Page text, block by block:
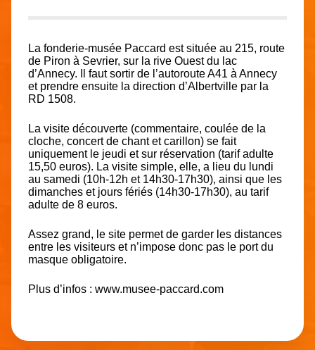
La fonderie-musée Paccard est située au 215, route
de Piron à Sevrier, sur la rive Ouest du lac
d’Annecy. Il faut sortir de l’autoroute A41 à Annecy
et prendre ensuite la direction d’Albertville par la
RD 1508.
La visite découverte (commentaire, coulée de la
cloche, concert de chant et carillon) se fait
uniquement le jeudi et sur réservation (tarif adulte
15,50 euros). La visite simple, elle, a lieu du lundi
au samedi (10h-12h et 14h30-17h30), ainsi que les
dimanches et jours fériés (14h30-17h30), au tarif
adulte de 8 euros.
Assez grand, le site permet de garder les distances
entre les visiteurs et n’impose donc pas le port du
masque obligatoire.
Plus d’infos : www.musee-paccard.com